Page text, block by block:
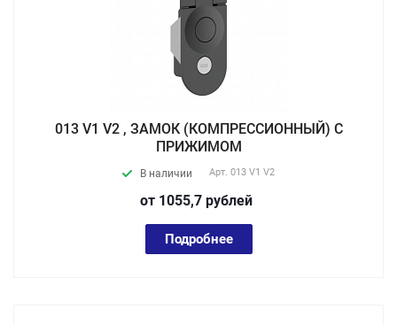
013 V1 V2 , ЗАМОК (КОМПРЕССИОННЫЙ) С
ПРИЖИМОМ
В наличии Арт. 013 V1 V2
от 1055,7 рублей
Подробнее